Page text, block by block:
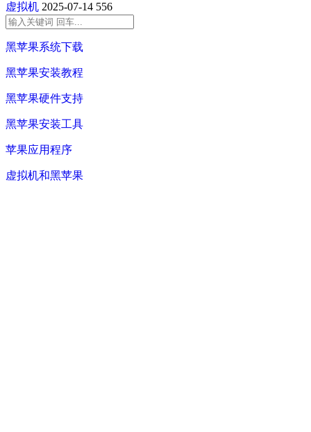
虚拟机 2025-07-14 556
黑苹果系统下载
黑苹果安装教程
黑苹果硬件支持
黑苹果安装工具
苹果应用程序
虚拟机和黑苹果